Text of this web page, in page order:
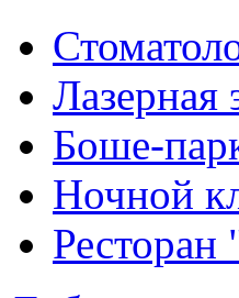
Лазерная
Боше-
Ночной
Ресторан